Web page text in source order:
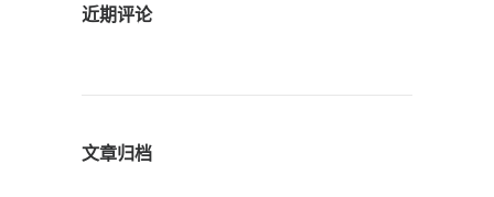
近期评论
文章归档